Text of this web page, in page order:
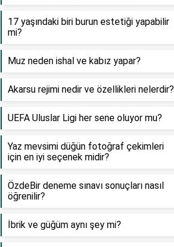
17 yaşındaki biri burun estetiği yapabilir
mi?
Muz neden ishal ve kabız yapar?
Akarsu rejimi nedir ve özellikleri nelerdir?
UEFA Uluslar Ligi her sene oluyor mu?
Yaz mevsimi düğün fotoğraf çekimleri
için en iyi seçenek midir?
ÖzdeBir deneme sınavı sonuçları nasıl
öğrenilir?
İbrik ve güğüm aynı şey mi?